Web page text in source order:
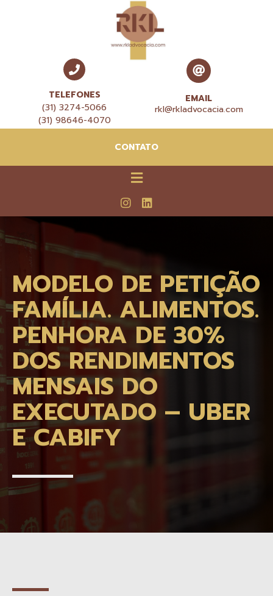
TELEFONES
(31) 3274-5066
(31) 98646-4070
EMAIL
rkl@rkladvocacia.com
CONTATO
MODELO DE PETIÇÃO
FAMÍLIA. ALIMENTOS.
PENHORA DE 30%
DOS RENDIMENTOS
MENSAIS DO
EXECUTADO – UBER
E CABIFY